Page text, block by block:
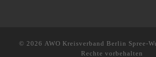
© 2026 AWO Kreisverband Berlin Spree-
Rechte vorbehalten